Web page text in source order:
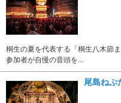
桐生の夏を代表する「桐生八木節
参加者が自慢の音頭を...
尾島ねぷ